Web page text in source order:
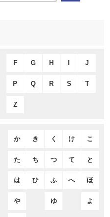
F G H J
P Q R S T
Z
か き く け こ
た ち つ て と
は ひ ふ へ ほ
や ゆ よ